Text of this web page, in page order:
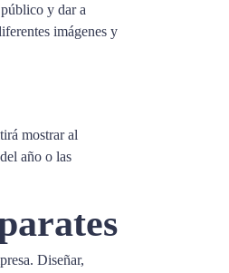
y dar a
imágenes y
mostrar al
año o las
Diseñar,